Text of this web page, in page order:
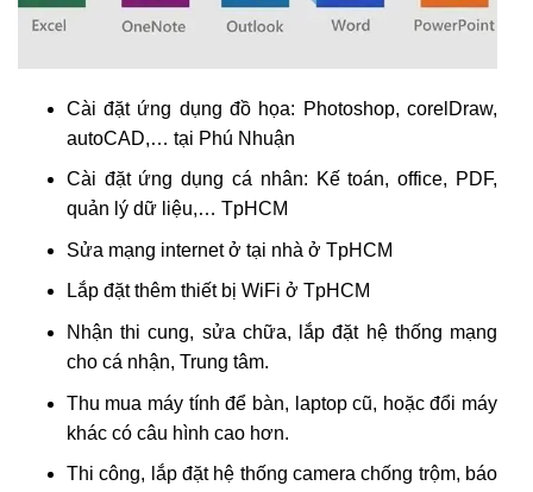
Cài đặt ứng dụng đồ họa: Photoshop, corelDraw,
autoCAD,… tại Phú Nhuận
Cài đặt ứng dụng cá nhân: Kế toán, office, PDF,
quản lý dữ liệu,… TpHCM
Sửa mạng internet ở tại nhà ở TpHCM
Lắp đặt thêm thiết bị WiFi ở TpHCM
Nhận thi cung, sửa chữa, lắp đặt hệ thống mạng
cho cá nhận, Trung tâm.
Thu mua máy tính để bàn, laptop cũ, hoặc đổi máy
khác có câu hình cao hơn.
Thi công, lắp đặt hệ thống camera chống trộm, báo